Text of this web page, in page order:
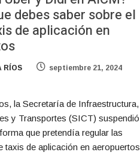
debes saber sobre el
de aplicación en
RÍOS
septiembre 21, 2024
la Secretaría de Infraestructura,
y Transportes (SICT)
que pretendía regular las
taxis de aplicación en